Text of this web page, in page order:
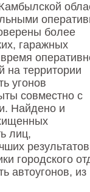
более
гаражных
на территории
угонов
совместно с
Найдено и
лиц,
результатов
городского
автоугонов, из